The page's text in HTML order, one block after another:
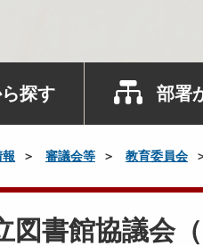
探す 部署
審議会等 教育委員会
図書館協議会